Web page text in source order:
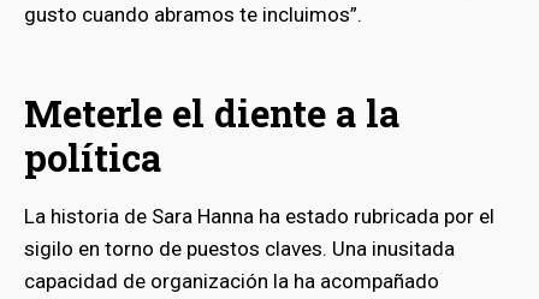
gusto cuando abramos te incluimos”.
Meterle el diente a la
política
La historia de Sara Hanna ha estado rubricada por el
sigilo en torno de puestos claves. Una inusitada
capacidad de organización la ha acompañado